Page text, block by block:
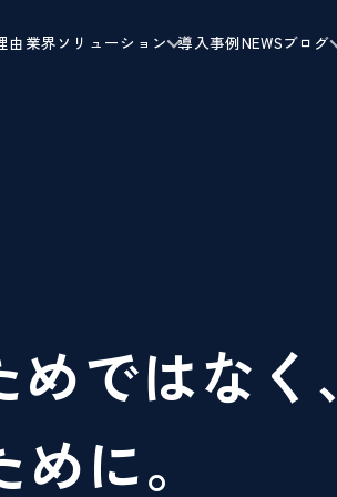
由業界ソリューション 導入事例NEWSブログ
ではなく、
に。